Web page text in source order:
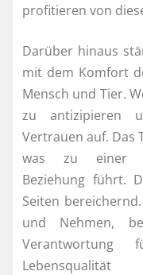
profitieren von
Darüber hinaus
mit dem Komfort
Mensch und Tier.
zu antizipieren
Vertrauen auf. Das
was zu einer
Beziehung führt.
Seiten
und Nehmen,